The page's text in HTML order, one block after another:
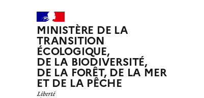
MINISTÈRE DE LA
TRANSITION
ÉCOLOGIQUE,
DE LA BIODIVERSITÉ,
DE LA FORÊT, DE LA MER
ET DE LA PÊCHE